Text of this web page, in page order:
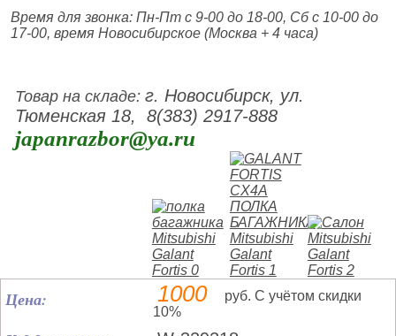
Время для звонка: Пн-Пт с 9-00 до 18-00, Сб с 10-00 до
17-00, время Новосибирское (Москва + 4 часа)
Товар на складе:г. Новосибирск, ул.
Тюменская 18, 8(383) 2917-888
japanrazbor@ya.ru
Цена: 1000
руб. С учётом скидки
10%